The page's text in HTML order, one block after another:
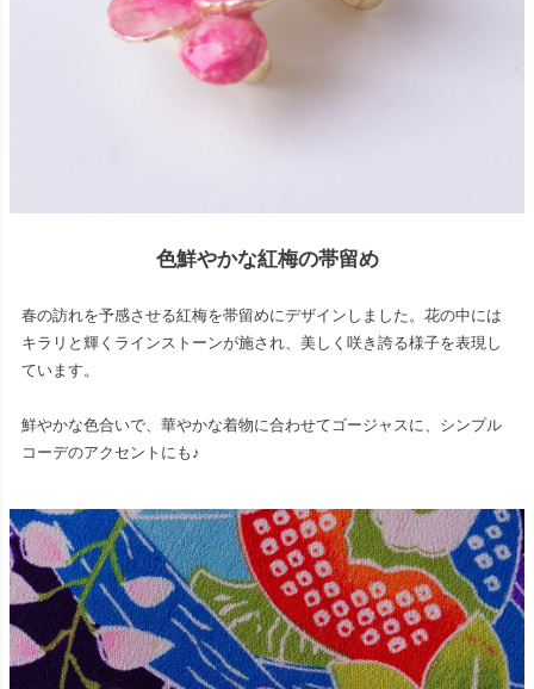
色鮮やかな紅梅の帯留め
春の訪れを予感させる紅梅を帯留めにデザインしました。花の中には
キラリと輝くラインストーンが施され、美しく咲き誇る様子を表現し
ています。
鮮やかな色合いで、華やかな着物に合わせてゴージャスに、シンプル
コーデのアクセントにも♪